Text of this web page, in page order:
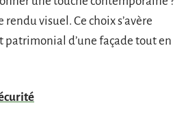
visuel. Ce choix s’avère
patrimonial d’une façade tout en